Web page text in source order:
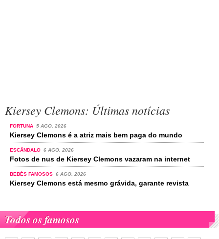
Kiersey Clemons: Últimas notícias
FORTUNA 5 AGO. 2026
Kiersey Clemons é a atriz mais bem paga do mundo
ESCÂNDALO 6 AGO. 2026
Fotos de nus de Kiersey Clemons vazaram na internet
BEBÉS FAMOSOS 6 AGO. 2026
Kiersey Clemons está mesmo grávida, garante revista
Todos os famosos